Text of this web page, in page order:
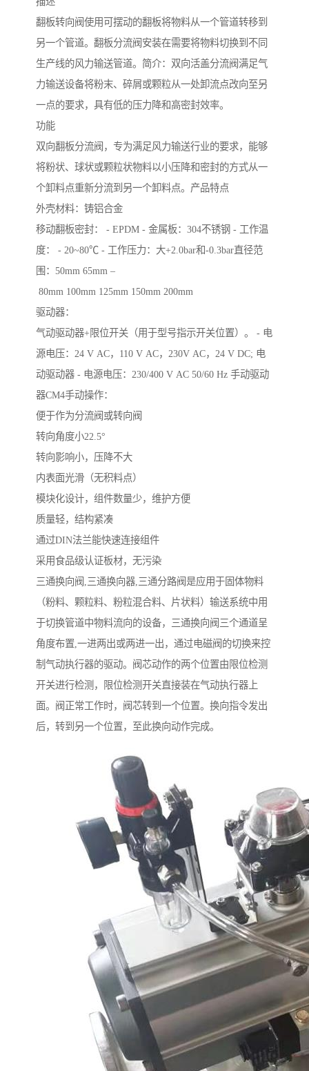
翻板转向阀使用可摆动的翻板将物料从一个管道转移到
另一个管道。翻板分流阀安装在需要将物料切换到不同
生产线的风力输送管道。简介：双向活盖分流阀满足气
力输送设备将粉末、碎屑或颗粒从一处卸流点改向至另
一点的要求，具有低的压力降和高密封效率。
功能
双向翻板分流阀，专为满足风力输送行业的要求，能够
将粉状、球状或颗粒状物料以小压降和密封的方式从一
个卸料点重新分流到另一个卸料点。产品特点
外壳材料：铸铝合金
移动翻板密封： - EPDM - 金属板：304不锈钢 - 工作温
度： - 20~80℃ - 工作压力：大+2.0bar和-0.3bar直径范
围：50mm 65mm –
80mm 100mm 125mm 150mm 200mm
驱动器：
气动驱动器+限位开关（用于型号指示开关位置）。 - 电
源电压：24 V AC，110 V AC，230V AC，24 V DC; 电
动驱动器 - 电源电压：230/400 V AC 50/60 Hz 手动驱动
器CM4手动操作：
便于作为分流阀或转向阀
转向角度小22.5°
转向影响小，压降不大
内表面光滑（无积料点）
模块化设计，组件数量少，维护方便
质量轻，结构紧凑
通过DIN法兰能快速连接组件
采用食品级认证板材，无污染
三通换向阀,三通换向器,三通分路阀是应用于固体物料
（粉料、颗粒料、粉粒混合料、片状料）输送系统中用
于切换管道中物料流向的设备，三通换向阀三个通道呈
角度布置,一进两出或两进一出，通过电磁阀的切换来控
制气动执行器的驱动。阀芯动作的两个位置由限位检测
开关进行检测，限位检测开关直接装在气动执行器上
面。阀正常工作时，阀芯转到一个位置。换向指令发出
后，转到另一个位置，至此换向动作完成。